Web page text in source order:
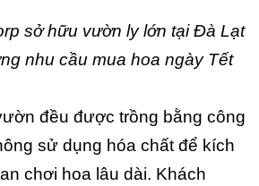
sở hữu vườn ly lớn tại Đà Lạt
nhu cầu mua hoa ngày Tết
đều được trồng bằng công
sử dụng hóa chất để kích
chơi hoa lâu dài. Khách